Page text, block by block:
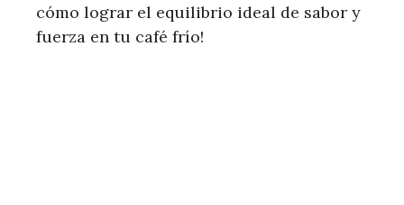
cómo lograr el equilibrio ideal de sabor y
fuerza en tu café frío!